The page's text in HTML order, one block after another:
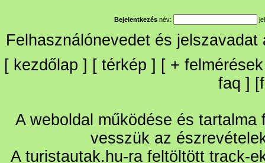
Bejelentkezés név:
Felhasználónevedet és
[ kezdőlap ] [ térkép ] [ + felmérések
faq ] [
A weboldal működése és
vesszük az
A turistautak.hu-ra feltöltött track-